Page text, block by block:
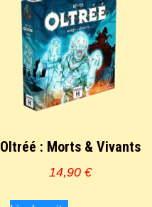
Oltréé : Morts & Vivants
14,90 €